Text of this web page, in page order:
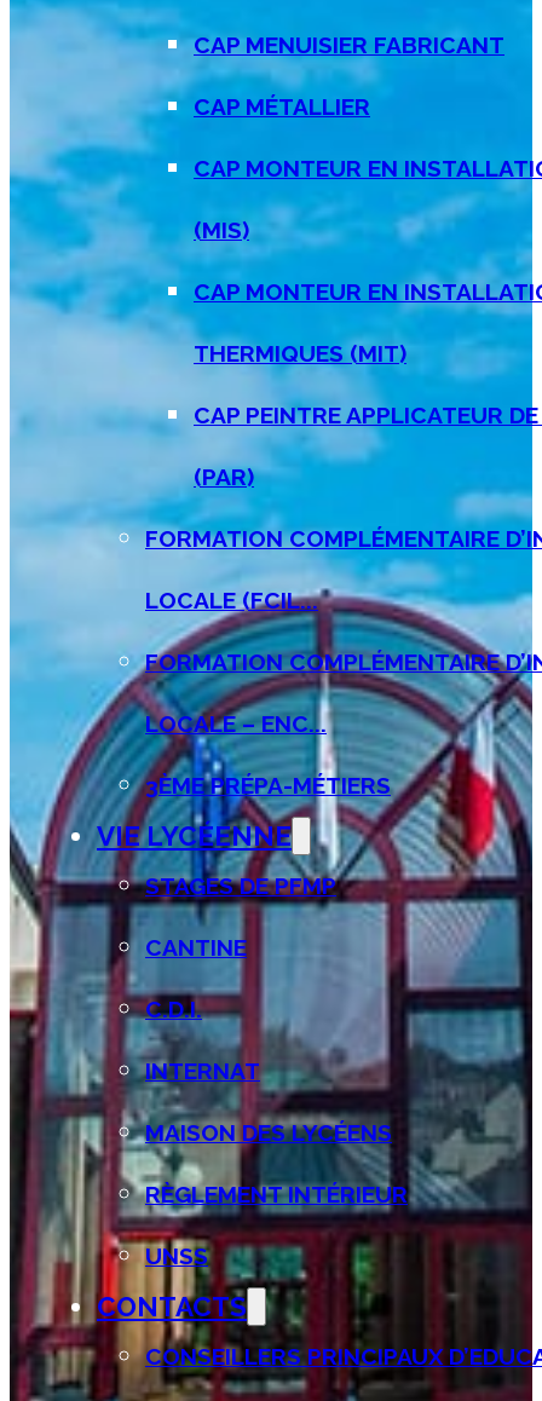
CAP MENUISIER FABRICANT
CAP MÉTALLIER
CAP MONTEUR EN
(MIS)
CAP MONTEUR EN
THERMIQUES (MIT)
CAP PEINTRE APPLICATEUR
(PAR)
FORMATION COMPLÉMENTAIRE
LOCALE (FCIL...
FORMATION COMPLÉMENTAIRE
LOCALE – ENC...
3ÈME PRÉPA-MÉTIERS
VIE LYCÉENNE
STAGES DE PFMP
CANTINE
C.D.I.
INTERNAT
MAISON DES LYCÉENS
RÈGLEMENT INTÉRIEUR
UNSS
CONTACTS
CONSEILLERS PRINCIPAUX